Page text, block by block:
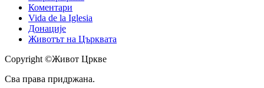
Коментари
Vida de la Iglesia
Донације
Животът на Църквата
Copyright ©Живот Цркве
Сва права придржана.